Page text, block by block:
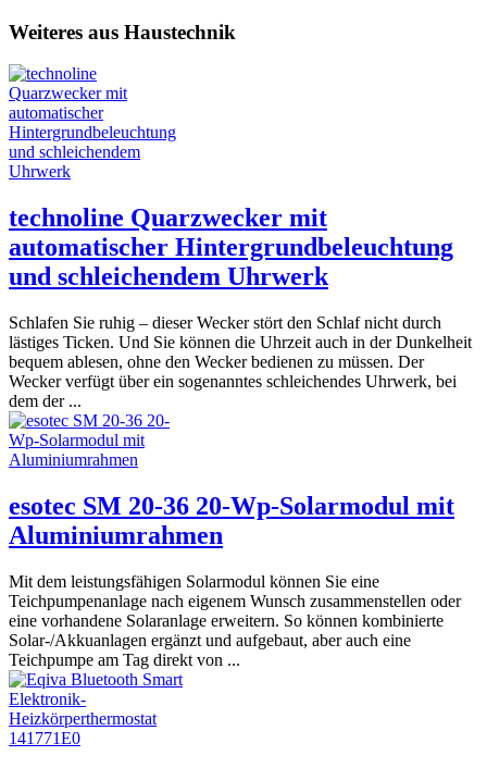
Weiteres aus Haustechnik
technoline Quarzwecker mit
automatischer Hintergrundbeleuchtung
und schleichendem Uhrwerk
Schlafen Sie ruhig – dieser Wecker stört den Schlaf nicht durch
lästiges Ticken. Und Sie können die Uhrzeit auch in der Dunkelheit
bequem ablesen, ohne den Wecker bedienen zu müssen. Der
Wecker verfügt über ein sogenanntes schleichendes Uhrwerk, bei
dem der ...
esotec SM 20-36 20-Wp-Solarmodul mit
Aluminiumrahmen
Mit dem leistungsfähigen Solarmodul können Sie eine
Teichpumpenanlage nach eigenem Wunsch zusammenstellen oder
eine vorhandene Solaranlage erweitern. So können kombinierte
Solar-/Akkuanlagen ergänzt und aufgebaut, aber auch eine
Teichpumpe am Tag direkt von ...